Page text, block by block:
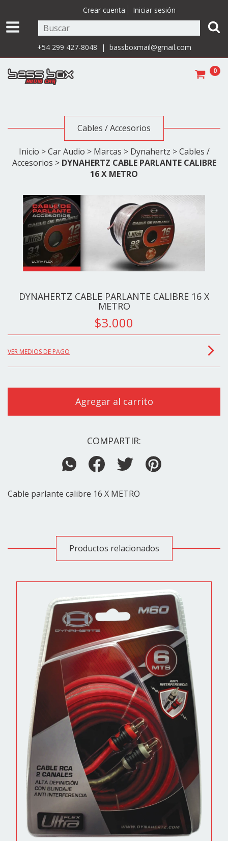
Crear cuenta Iniciar sesión
+54 299 427-8048 | bassboxmail@gmail.com
0
Cables / Accesorios
Inicio > Car Audio > Marcas > Dynahertz > Cables /
Accesorios > DYNAHERTZ CABLE PARLANTE CALIBRE
16 X METRO
DYNAHERTZ CABLE PARLANTE CALIBRE 16 X
METRO
$3.000
VER MEDIOS DE PAGO
COMPARTIR:
Cable parlante calibre 16 X METRO
Productos relacionados